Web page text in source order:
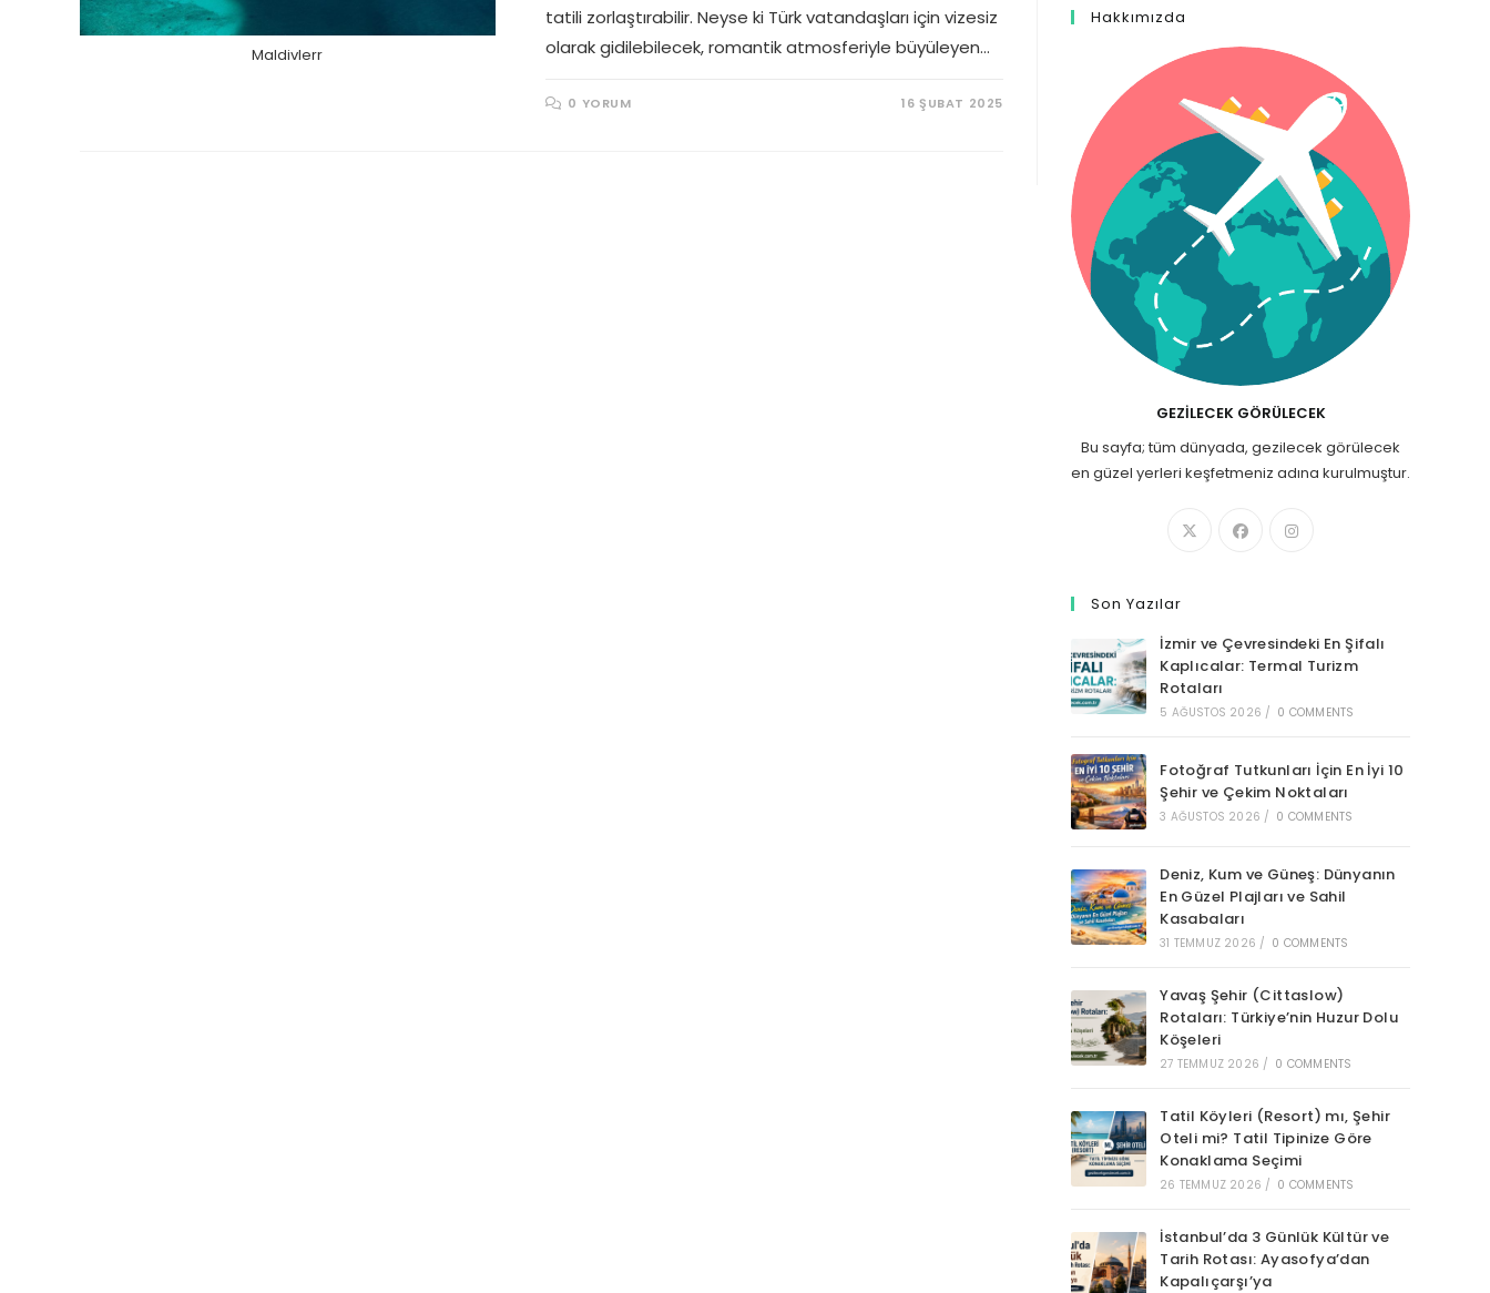
Maldivlerr
tatili zorlaştırabilir. Neyse ki Türk vatandaşları için vizesiz
olarak gidilebilecek, romantik atmosferiyle büyüleyen…
0 YORUM 16 ŞUBAT 2025
Hakkımızda
GEZILECEK GÖRÜLECEK
Bu sayfa; tüm dünyada, gezilecek görülecek
en güzel yerleri keşfetmeniz adına kurulmuştur.
Son Yazılar
İzmir ve Çevresindeki En Şifalı
Kaplıcalar: Termal Turizm
Rotaları
5 AĞUSTOS 2026 / 0 COMMENTS
Fotoğraf Tutkunları İçin En İyi 10
Şehir ve Çekim Noktaları
3 AĞUSTOS 2026 / 0 COMMENTS
Deniz, Kum ve Güneş: Dünyanın
En Güzel Plajları ve Sahil
Kasabaları
31 TEMMUZ 2026 / 0 COMMENTS
Yavaş Şehir (Cittaslow)
Rotaları: Türkiye’nin Huzur Dolu
Köşeleri
27 TEMMUZ 2026 / 0 COMMENTS
Tatil Köyleri (Resort) mı, Şehir
Oteli mi? Tatil Tipinize Göre
Konaklama Seçimi
26 TEMMUZ 2026 / 0 COMMENTS
İstanbul’da 3 Günlük Kültür ve
Tarih Rotası: Ayasofya’dan
Kapalıçarşı’ya